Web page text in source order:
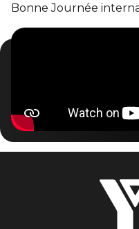
Piscine
Cours d'aquaforme
Longueurs et bain
Coop d'initiation à
Cours de natation
Sports pour
ÉCHANGES CULTURELS
Résidence YMCA
Bonne Journée